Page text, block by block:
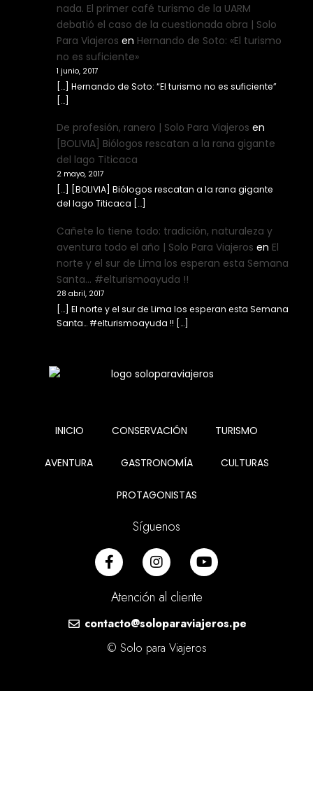
nada. El primer café turismo de la UARM
debatió el caso de la cuestionada obra | Solo
Para Viajeros en Hernando de Soto: «El turismo
no es suficiente»
1 junio, 2017
[…] Hernando de Soto: “El turismo no es suficiente”
[…]
De profesión, ranero | Solo Para Viajeros en
[BOLIVIA] Biólogos rescatan a la rana gigante
del lago Titicaca
2 mayo, 2017
[…] [BOLIVIA] Biólogos rescatan a la rana gigante
del lago Titicaca […]
Cañete lo tiene todo: tradición, naturaleza y
aventura todo el año | Solo Para Viajeros en El
norte y el sur de Lima los esperan esta Semana
Santa… #elturismoayuda !!
28 abril, 2017
[…] El norte y el sur de Lima los esperan esta Semana
Santa… #elturismoayuda !! […]
INICIO CONSERVACIÓN TURISMO
AVENTURA GASTRONOMÍA CULTURAS
PROTAGONISTAS
Síguenos
Atención al cliente
contacto@soloparaviajeros.pe
© Solo para Viajeros